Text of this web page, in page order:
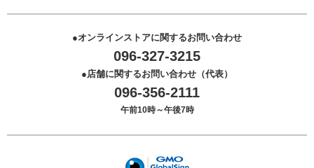
オンラインストアに関するお問い合わせ
096-327-3215
店舗に関するお問い合わせ（代表）
096-356-2111
午前10時～午後7時